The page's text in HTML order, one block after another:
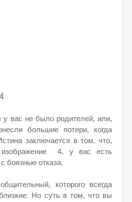
у вас не было родителей, или,
большие потери, когда
заключается в том, что,
4, у вас есть
боязнью отказа.
которого всегда
Но суть в том, что вы